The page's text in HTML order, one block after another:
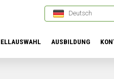
Deutsch
AUSBILDUNG